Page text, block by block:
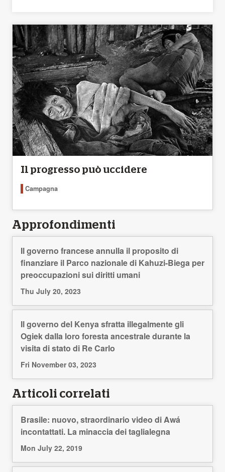
Il progresso può uccidere
Campagna
Approfondimenti
Il governo francese annulla il proposito di
finanziare il Parco nazionale di Kahuzi-Biega per
preoccupazioni sui diritti umani
Thu July 20, 2023
Il governo del Kenya sfratta illegalmente gli
Ogiek dalla loro foresta ancestrale durante la
visita di stato di Re Carlo
Fri November 03, 2023
Articoli correlati
Brasile: nuovo, straordinario video di Awá
incontattati. La minaccia dei taglialegna
Mon July 22, 2019